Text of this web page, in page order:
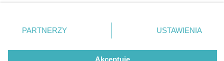
Gliwice
prywatności znajdujący się w lewym dolnym rogu strony
. Niektóre rodzaje przetwarzania danych nie wymagają
zgody użytkownika, ale masz prawo sprzeciwić się
takiemu przetwarzaniu. Preferencje będą miały
PARTNERZY USTAWIENIA
Akceptuję